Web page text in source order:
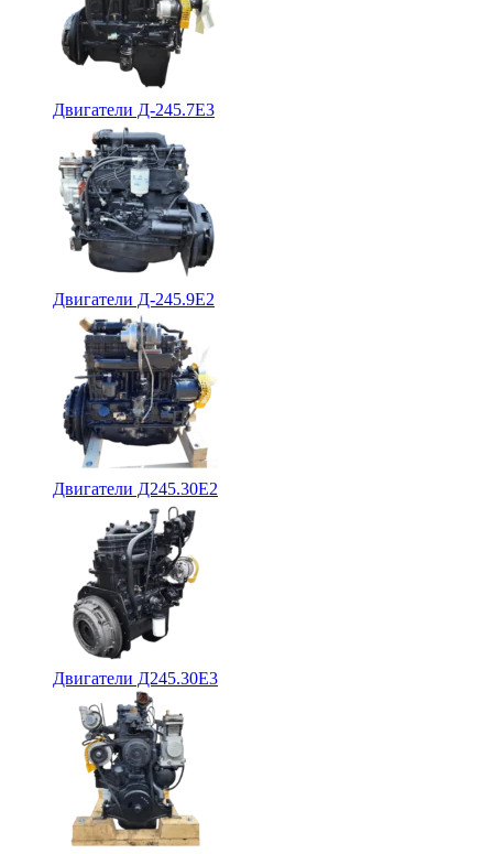
Двигатели Д-245.7Е3
Двигатели Д-245.9Е2
Двигатели Д245.30Е2
Двигатели Д245.30Е3